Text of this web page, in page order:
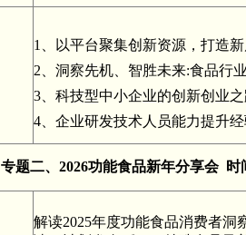
1、以平台聚集创新资源，打造
2、洞察先机、智胜未来:食品行
3、科技型中小企业的创新创业
4、企业研发技术人员能力提升
专题二、2026功能食品新年分享会
解读2025年度功能食品消费者